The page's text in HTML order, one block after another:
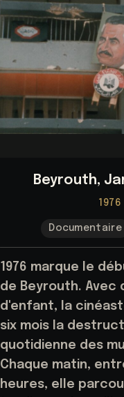
Beyrouth,
1976
Documentaire
1976 marque le
de Beyrouth. Avec
d'enfant, la
six mois la
quotidienne des
Chaque matin,
heures, elle